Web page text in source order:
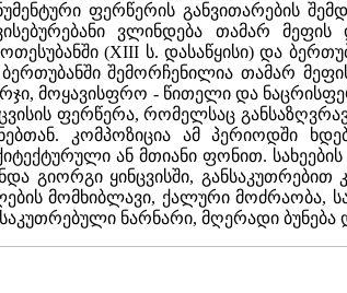
ფერწერის განვითარების
ვლინდება თამარ
(XIII ს. დასაწყისი) და
შემორჩენილია თამარ
მოყავისფრო - წითელი და
ფერწერა, რომელსაც
კომპოზიცია ამ პერიოდში
ან მთიანი ფონით.
გიორგი ყინცვისში,
მომხიბლავი, ქალური მოძრაობა,
ნარნარი, მღერადი